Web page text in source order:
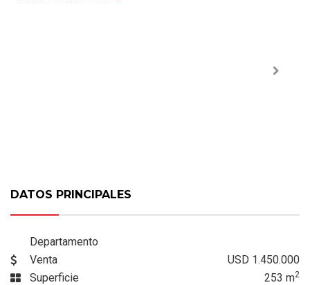
USD 1.450.000
DATOS PRINCIPALES
Departamento
Venta
USD 1.450.000
Superficie
253 m2